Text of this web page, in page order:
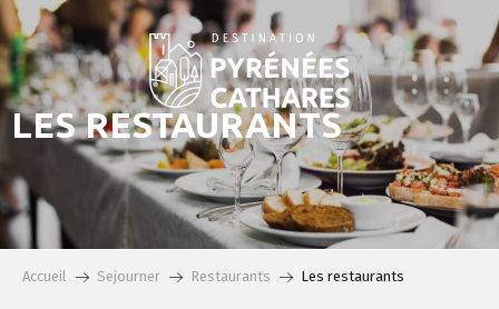
Aller
au
contenu
principal
LES RESTAURANTS
Accueil Sejourner Restaurants Les restaurants